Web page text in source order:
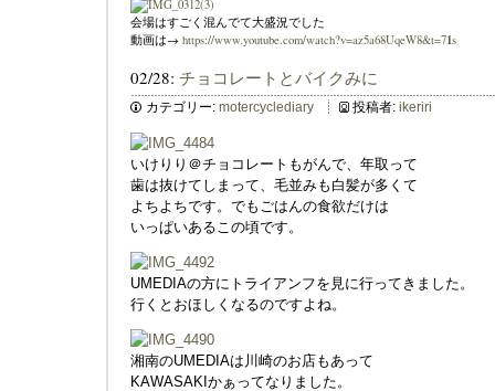
会場はすごく混んでて大盛況でした
動画は→ https://www.youtube.com/watch?v=az5a68UqeW8&t=71s
02/28: チョコレートとバイクみに
カテゴリー: motercyclediary 投稿者: ikeriri
いけりり＠チョコレートもがんで、年取って
歯は抜けてしまって、毛並みも白髪が多くて
よちよちです。でもごはんの食欲だけは
いっぱいあるこの頃です。
UMEDIAの方にトライアンフを見に行ってきました。
行くとおほしくなるのですよね。
湘南のUMEDIAは川崎のお店もあって
KAWASAKIかぁってなりました。